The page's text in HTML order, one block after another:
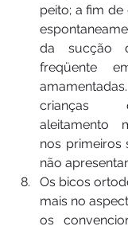
peito; a fim
da sucção
freqüente
crianças
aleitamento
nos primeiros
não
Os bicos
mais no
os